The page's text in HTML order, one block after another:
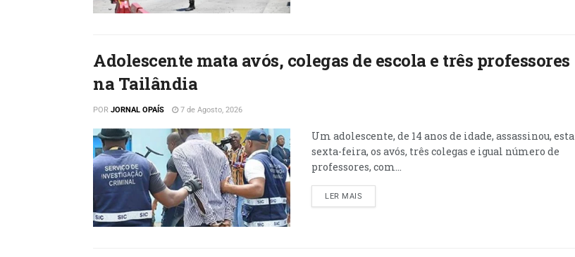
Adolescente mata avós, colegas de escola e três professores
na Tailândia
POR JORNAL OPAÍS 7 de Agosto, 2026
Um adolescente, de 14 anos de idade, assassinou, esta
sexta-feira, os avós, três colegas e igual número de
professores, com...
LER MAIS